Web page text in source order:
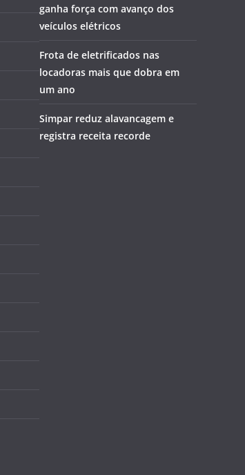
ganha força com avanço dos
veículos elétricos
Frota de eletrificados nas
locadoras mais que dobra em
um ano
Simpar reduz alavancagem e
registra receita recorde